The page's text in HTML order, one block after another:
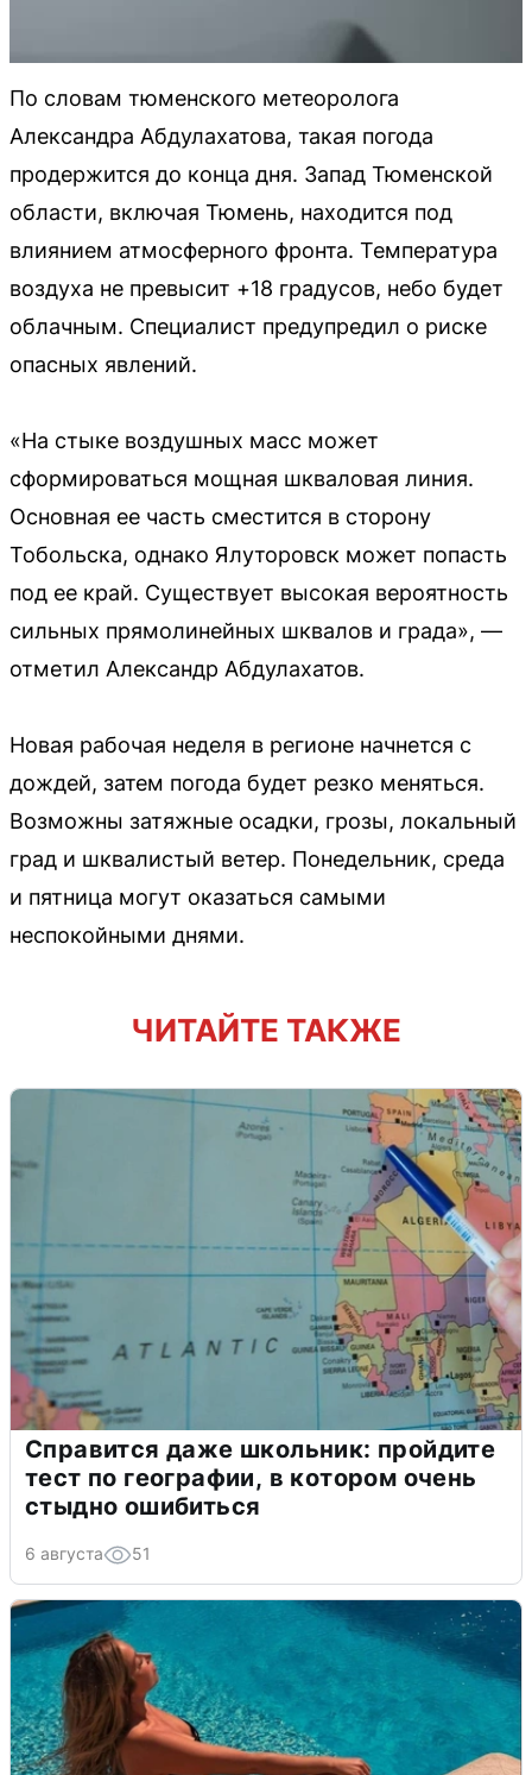
По словам тюменского метеоролога
Александра Абдулахатова, такая погода
продержится до конца дня. Запад Тюменской
области, включая Тюмень, находится под
влиянием атмосферного фронта. Температура
воздуха не превысит +18 градусов, небо будет
облачным. Специалист предупредил о риске
опасных явлений.
«На стыке воздушных масс может
сформироваться мощная шкваловая линия.
Основная ее часть сместится в сторону
Тобольска, однако Ялуторовск может попасть
под ее край. Существует высокая вероятность
сильных прямолинейных шквалов и града», —
отметил Александр Абдулахатов.
Новая рабочая неделя в регионе начнется с
дождей, затем погода будет резко меняться.
Возможны затяжные осадки, грозы, локальный
град и шквалистый ветер. Понедельник, среда
и пятница могут оказаться самыми
неспокойными днями.
ЧИТАЙТЕ ТАКЖЕ
Справится даже школьник: пройдите
тест по географии, в котором очень
стыдно ошибиться
6 августа 51